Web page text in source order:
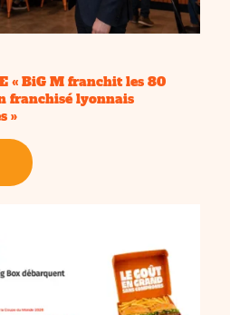
« BiG M franchit les 80
franchisé lyonnais
»